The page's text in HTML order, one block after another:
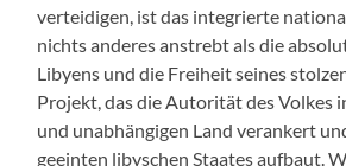
verteidigen, ist das integrierte
nichts anderes anstrebt als die
Libyens und die Freiheit seines
Projekt, das die Autorität des Volkes
und unabhängigen Land verankert
geeinten libyschen Staates aufbaut.